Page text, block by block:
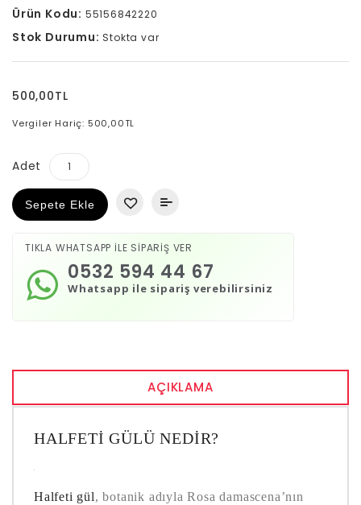
Ürün Kodu: 55156842220
Stok Durumu: Stokta var
500,00TL
Vergiler Hariç: 500,00TL
Adet
Sepete Ekle
TIKLA WHATSAPP İLE SİPARİŞ VER
Whatsapp ile sipariş verebilirsiniz
0532 594 44 67
AÇIKLAMA
HALFETI GÜLÜ NEDIR?
Halfeti gül, botanik adıyla Rosa damascena’nın